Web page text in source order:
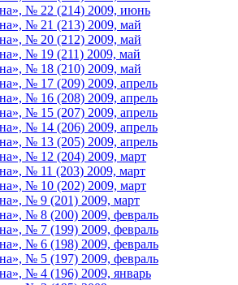
№ 22 (214) 2009, июнь
№ 21 (213) 2009, май
№ 20 (212) 2009, май
№ 19 (211) 2009, май
№ 18 (210) 2009, май
№ 17 (209) 2009, апрель
№ 16 (208) 2009, апрель
№ 15 (207) 2009, апрель
№ 14 (206) 2009, апрель
№ 13 (205) 2009, апрель
№ 12 (204) 2009, март
№ 11 (203) 2009, март
№ 10 (202) 2009, март
№ 9 (201) 2009, март
№ 8 (200) 2009, февраль
№ 7 (199) 2009, февраль
№ 6 (198) 2009, февраль
№ 5 (197) 2009, февраль
№ 4 (196) 2009, январь